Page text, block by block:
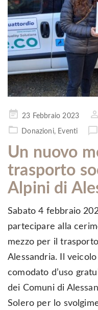
Pubblicato
il
23 Febbraio 2023
Donazioni, Eventi
Un nuovo
trasporto
Alpini di
Sabato 4 febbraio
partecipare alla
mezzo per il
Alessandria. Il
comodato d’uso
dei Comuni di
Solero per lo